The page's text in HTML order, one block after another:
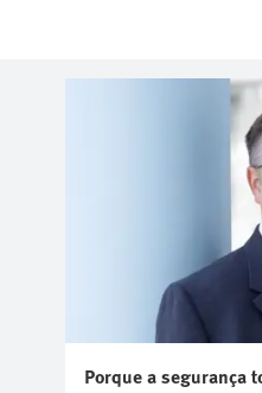
Porque a segurança